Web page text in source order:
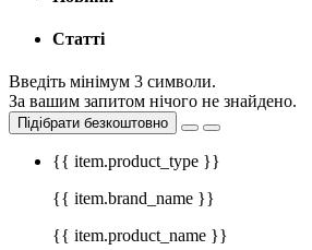
Статті
Введіть мінімум 3 символи.
За вашим запитом нічого не знайдено.
Підібрати безкоштовно
{{ item.product_type }}
{{ item.brand_name }}
{{ item.product_name }}